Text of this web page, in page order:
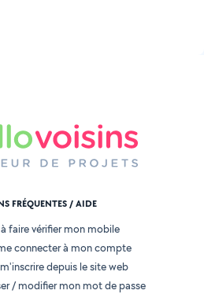
FRÉQUENTES / AIDE
faire vérifier mon mobile
connecter à mon compte
depuis le site web
/ modifier mon mot de passe